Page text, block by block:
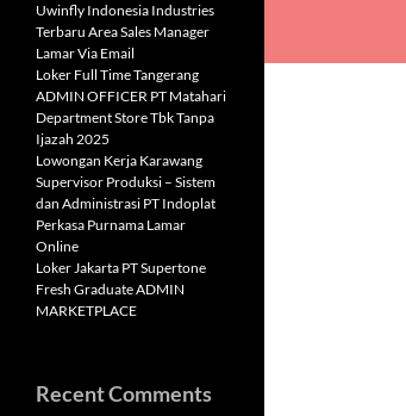
Uwinfly Indonesia Industries
Terbaru Area Sales Manager
Lamar Via Email
Loker Full Time Tangerang
ADMIN OFFICER PT Matahari
Department Store Tbk Tanpa
Ijazah 2025
Lowongan Kerja Karawang
Supervisor Produksi – Sistem
dan Administrasi PT Indoplat
Perkasa Purnama Lamar
Online
Loker Jakarta PT Supertone
Fresh Graduate ADMIN
MARKETPLACE
Recent Comments